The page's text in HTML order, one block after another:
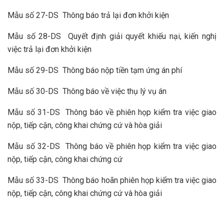
Mẫu số 27-DS Thông báo trả lại đơn khởi kiện
Mẫu số 28-DS Quyết định giải quyết khiếu nại, kiến nghị
việc trả lại đơn khởi kiện
Mẫu số 29-DS Thông báo nộp tiền tạm ứng án phí
Mẫu số 30-DS Thông báo về việc thụ lý vụ án
Mẫu số 31-DS Thông báo về phiên họp kiểm tra việc giao
nộp, tiếp cận, công khai chứng cứ và hòa giải
Mẫu số 32-DS Thông báo về phiên họp kiểm tra việc giao
nộp, tiếp cận, công khai chứng cứ
Mẫu số 33-DS Thông báo hoãn phiên họp kiểm tra việc giao
nộp, tiếp cận, công khai chứng cứ và hòa giải